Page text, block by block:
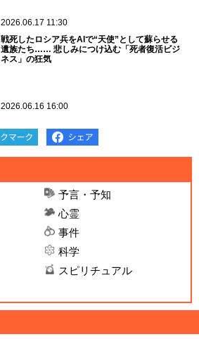
2026.06.17 11:30
戦死したロシア兵をAIで“天使”として蘇らせる
遺族たち…… 悲しみにつけ込む「死者復活ビジ
ネス」の狂気
2026.06.16 16:00
予言・予知
心霊
事件
科学
スピリチュアル